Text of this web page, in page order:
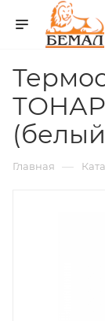
ТОНАР
Главная —